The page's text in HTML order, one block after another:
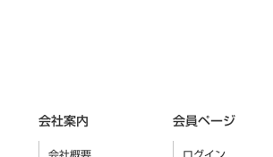
会社案内
会社概要
会員ページ
ログイン